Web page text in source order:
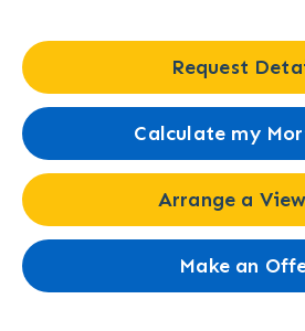
Request
Calculate my
Arrange a
Make an